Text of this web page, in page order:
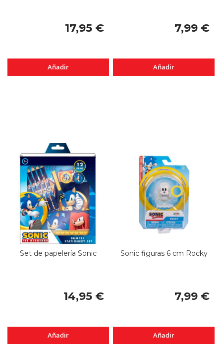
17,95 €
Añadir
7,99 €
Añadir
Set de papelería Sonic
14,95 €
Añadir
Sonic figuras 6 cm Rocky
7,99 €
Añadir